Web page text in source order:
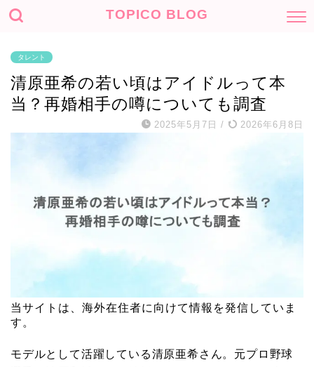
TOPICO BLOG
タレント
清原亜希の若い頃はアイドルって本
当？再婚相手の噂についても調査
2025年5月7日 / 2026年6月8日
当サイトは、海外在住者に向けて情報を発信していま
す。
モデルとして活躍している清原亜希さん。元プロ野球